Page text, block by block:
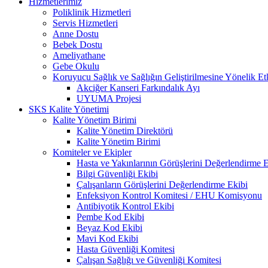
Poliklinik Hizmetleri
Servis Hizmetleri
Anne Dostu
Bebek Dostu
Ameliyathane
Gebe Okulu
Koruyucu Sağlık ve Sağlığın Geliştirilmesine Yönelik
Akciğer Kanseri Farkındalık Ayı
UYUMA Projesi
SKS Kalite Yönetimi
Kalite Yönetim Birimi
Kalite Yönetim Direktörü
Kalite Yönetim Birimi
Komiteler ve Ekipler
Hasta ve Yakınlarının Görüşlerini Değerlendirme
Bilgi Güvenliği Ekibi
Çalışanların Görüşlerini Değerlendirme Ekibi
Enfeksiyon Kontrol Komitesi / EHU Komisyonu
Antibiyotik Kontrol Ekibi
Pembe Kod Ekibi
Beyaz Kod Ekibi
Mavi Kod Ekibi
Hasta Güvenliği Komitesi
Çalışan Sağlığı ve Güvenliği Komitesi